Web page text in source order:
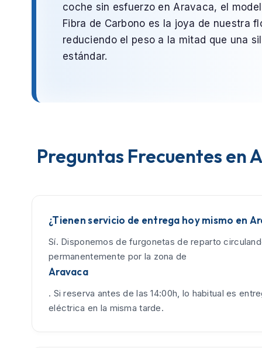
coche sin esfuerzo en Aravaca, el
Fibra de Carbono es la joya de nuestra
reduciendo el peso a la mitad que una
estándar.
Preguntas Frecuentes en
¿Tienen servicio de entrega hoy mismo en
Sí. Disponemos de furgonetas de reparto
permanentemente por la zona de
Aravaca
. Si reserva antes de las 14:00h, lo habitual es
eléctrica en la misma tarde.